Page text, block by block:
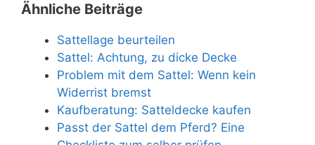
Ähnliche Beiträge
Sattellage beurteilen
Sattel: Achtung, zu dicke Decke
Problem mit dem Sattel: Wenn kein
Widerrist bremst
Kaufberatung: Satteldecke kaufen
Passt der Sattel dem Pferd? Eine